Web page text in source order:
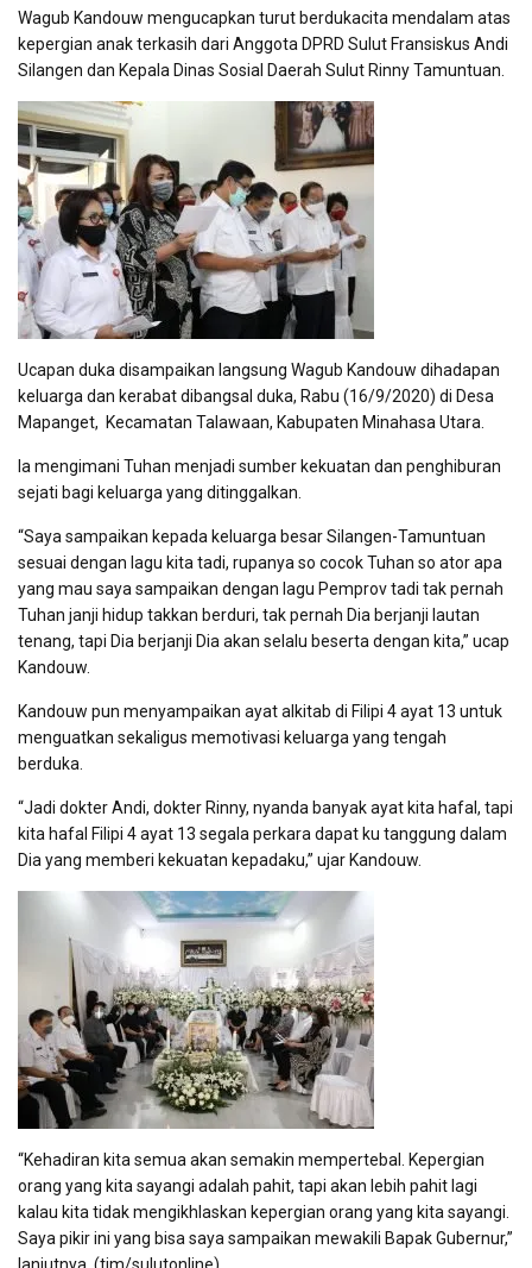
Wagub Kandouw mengucapkan turut berdukacita mendalam atas
kepergian anak terkasih dari Anggota DPRD Sulut Fransiskus Andi
Silangen dan Kepala Dinas Sosial Daerah Sulut Rinny Tamuntuan.
Ucapan duka disampaikan langsung Wagub Kandouw dihadapan
keluarga dan kerabat dibangsal duka, Rabu (16/9/2020) di Desa
Mapanget, Kecamatan Talawaan, Kabupaten Minahasa Utara.
Ia mengimani Tuhan menjadi sumber kekuatan dan penghiburan
sejati bagi keluarga yang ditinggalkan.
“Saya sampaikan kepada keluarga besar Silangen-Tamuntuan
sesuai dengan lagu kita tadi, rupanya so cocok Tuhan so ator apa
yang mau saya sampaikan dengan lagu Pemprov tadi tak pernah
Tuhan janji hidup takkan berduri, tak pernah Dia berjanji lautan
tenang, tapi Dia berjanji Dia akan selalu beserta dengan kita,” ucap
Kandouw.
Kandouw pun menyampaikan ayat alkitab di Filipi 4 ayat 13 untuk
menguatkan sekaligus memotivasi keluarga yang tengah
berduka.
“Jadi dokter Andi, dokter Rinny, nyanda banyak ayat kita hafal, tapi
kita hafal Filipi 4 ayat 13 segala perkara dapat ku tanggung dalam
Dia yang memberi kekuatan kepadaku,” ujar Kandouw.
“Kehadiran kita semua akan semakin mempertebal. Kepergian
orang yang kita sayangi adalah pahit, tapi akan lebih pahit lagi
kalau kita tidak mengikhlaskan kepergian orang yang kita sayangi.
Saya pikir ini yang bisa saya sampaikan mewakili Bapak Gubernur,”